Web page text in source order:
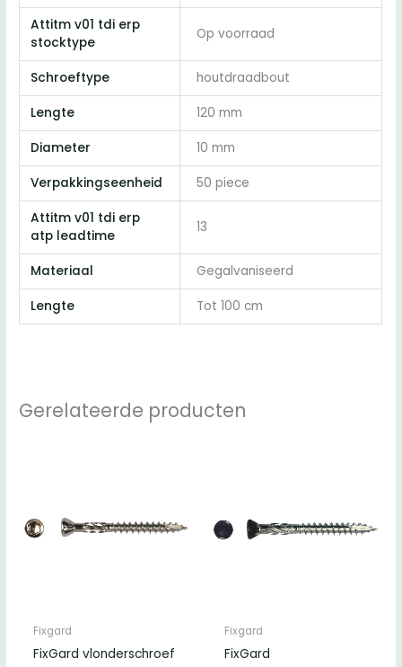
Attitm v01 tdi erp
stocktype
Op voorraad
Schroeftype houtdraadbout
Lengte 120 mm
Diameter 10 mm
Verpakkingseenheid 50 piece
Attitm v01 tdi erp
atp leadtime
13
Materiaal Gegalvaniseerd
Lengte Tot 100 cm
Gerelateerde producten
Fixgard
FixGard vlonderschroef
Fixgard
FixGard